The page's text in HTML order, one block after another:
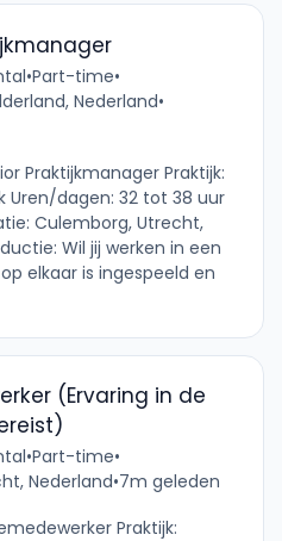
•Part-time•
Nederland•
Praktijkmanager Praktijk:
Uren/dagen: 32 tot 38 uur
Culemborg, Utrecht,
Wil jij werken in een
elkaar is ingespeeld en
(Ervaring in de
•Part-time•
Nederland•7m geleden
Praktijk: